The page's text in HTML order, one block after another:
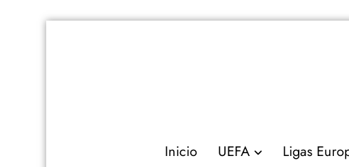
Inicio UEFA Ligas